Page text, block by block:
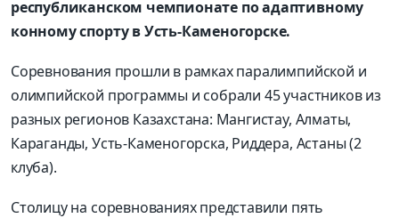
республиканском чемпионате по адаптивному
конному спорту в Усть-Каменогорске.
Соревнования прошли в рамках паралимпийской и
олимпийской программы и собрали 45 участников из
разных регионов Казахстана: Мангистау, Алматы,
Караганды, Усть-Каменогорска, Риддера, Астаны (2
клуба).
Столицу на соревнованиях представили пять